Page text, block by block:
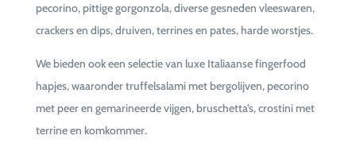
pecorino, pittige gorgonzola, diverse gesneden vleeswaren,
crackers en dips, druiven, terrines en pates, harde worstjes.
We bieden ook een selectie van luxe Italiaanse fingerfood
hapjes, waaronder truffelsalami met bergolijven, pecorino
met peer en gemarineerde vijgen, bruschetta’s, crostini met
terrine en komkommer.